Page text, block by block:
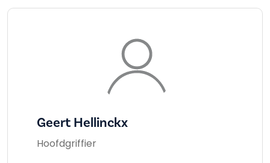
Geert Hellinckx
Hoofdgriffier